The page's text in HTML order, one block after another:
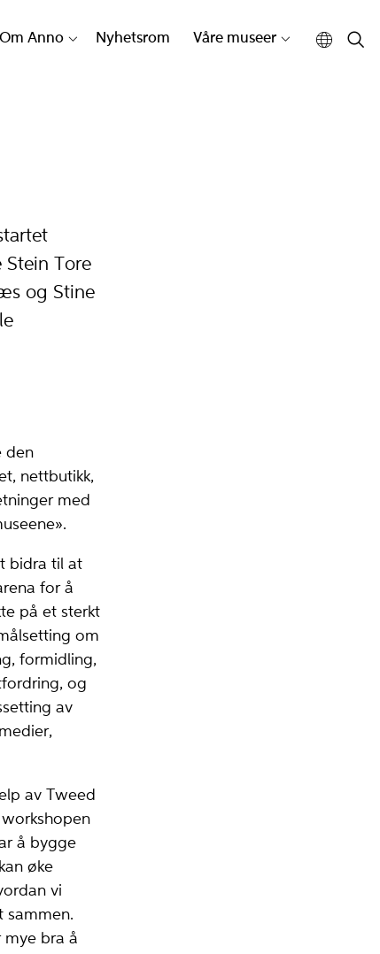
Om Anno Nyhetsrom Våre museer
Tore
og Stine
den
nettbutikk,
med
bidra til at
for å
på et sterkt
om
formidling,
og
av
av Tweed
å bygge
øke
vi
sammen.
bra å